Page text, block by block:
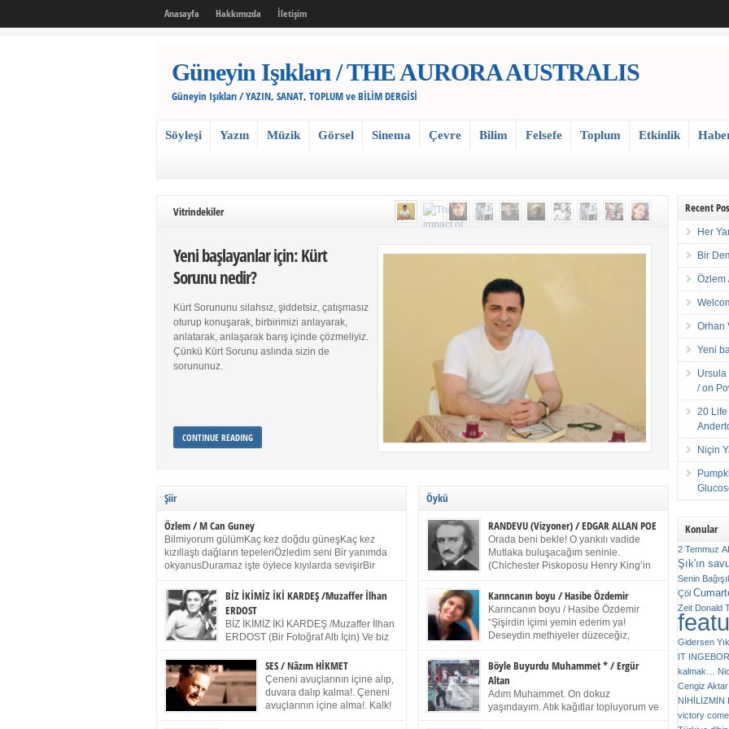
Anasayfa Hakkımızda İletişim
Güneyin Işıkları / THE AURORA AUSTRALIS
Güneyin Işıkları / YAZIN, SANAT, TOPLUM ve BİLİM DERGİSİ
Söyleşi Yazın Müzik Görsel Sinema Çevre Bilim Felsefe Toplum Etkinlik
Vitrindekiler
Yeni başlayanlar için: Kürt
Sorunu nedir?
Kürt Sorununu silahsız, şiddetsiz, çatışmasız
oturup konuşarak, birbirimizi anlayarak,
anlatarak, anlaşarak barış içinde çözmeliyiz.
Çünkü Kürt Sorunu aslında sizin de
sorununuz.
CONTINUE READING
Şiir
Özlem / M Can Guney
Bilmiyorum gülümKaç kez doğdu güneşKaç kez
kızıllaştı dağların tepeleriÖzledim seni Bir yanımda
okyanusDuramaz işte öylece kıyılarda sevişirBir
dururSokulur yalnızlığıma kokun olur Gözlerim bir
buruk gülümsemeDudağımda buğusu
öpüşlerinGeceler boyuÖzledim seni 2004 Haziran
Sydney / Toplumsal Kaynak / Memduh Güney
BİZ İKİMİZ İKİ KARDEŞ /Muzaffer İlhan
ERDOST
BİZ İKİMİZ İKİ KARDEŞ /Muzaffer İlhan
ERDOST (Bir Fotoğraf Altı İçin) Ve biz
Duracağız Fotoğrafımızda durduğumuz gibi Benim
ellerimde kelepçe Yüzümde yapay bir gülüş
(Kelepçeyi yadırgamanın gülüşü belki İlk kez olduğu
için Sonra alıştım Ve unuttum sonra kelepçeyi
SES / Nâzım HİKMET
Çeneni avuçlarının içine alıp,
duvara dalıp kalma!. Çeneni
avuçlarının içine alma!. Kalk!
Öykü
RANDEVU (Vizyoner) / EDGAR ALLAN POE
Orada beni bekle! O yankılı vadide
Mutlaka buluşacağım seninle.
(Chichester Piskoposu Henry King’in
Talihsiz ve gizemli adam! – Sen ki kendi hayal
gücünün parlaklığıyla afalladın, gençliğinin alevleri
arasına düştün! Hayalimde seni tekrar görüyorum!
Bir kez daha önümde duruyor siluetin! – Olduğun –
ah olduğun gibi değil soğuk vadide ve gölgelerin […]
Karıncanın boyu / Hasibe Özdemir
Karıncanın boyu / Hasibe Özdemir
“Şişirdin içimi yemin ederim ya!
Deseydin methiyeler düzeceğiz,
titriyor. “Sana gel demedim kızım.” diyorum sakince.
“Takıldın peşime madem, ne duyarsan
katlanacaksın.” Bir sigara yakıyor. Başını yana yatırıp,
bezmiş annelerin yılgın bakışıyla süzüyor beni.
Kaşlarımı kaldırıp ona bakıyorum ben de. Pes ediyor.
Böyle Buyurdu Muhammet * / Ergür
Altan
Adım Muhammet. On dokuz
yaşındayım. Atık kağıtlar topluyorum ve
Recent
Her
Bir
Özlem
Orhan
Yeni
Ursula
/ on
20
Niçin
Konular
2 Temmuz
Şık'ın
Senin
Çöl
Zeit Donald
Gidersen
IT
kalmak…
Cengiz Aktar
NİHİLİZMİN
victory